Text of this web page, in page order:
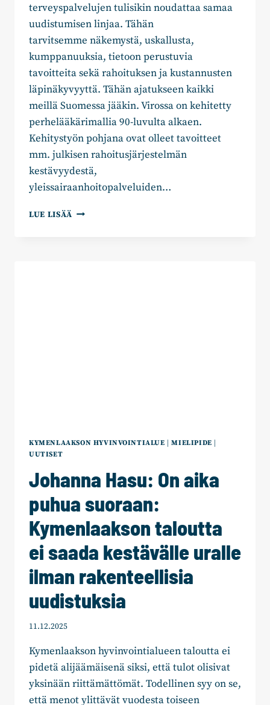
terveyspalvelujen tulisikin noudattaa samaa
uudistumisen linjaa. Tähän
tarvitsemme näkemystä, uskallusta,
kumppanuuksia, tietoon perustuvia
tavoitteita sekä rahoituksen ja kustannusten
läpinäkyvyyttä. Tähän ajatukseen kaikki
meillä Suomessa jääkin. Virossa on kehitetty
perhelääkärimallia 90-luvulta alkaen.
Kehitystyön pohjana ovat olleet tavoitteet
mm. julkisen rahoitusjärjestelmän
kestävyydestä,
yleissairaanhoitopalveluiden…
LUE LISÄÄ JOHANNA
KYMENLAAKSON HYVINVOINTIALUE |MIELIPIDE |
UUTISET
Johanna Hasu: On aika
puhua suoraan:
Kymenlaakson taloutta
ei saada kestävälle uralle
ilman rakenteellisia
uudistuksia
11.12.2025
Kymenlaakson hyvinvointialueen taloutta ei
pidetä alijäämäisenä siksi, että tulot olisivat
yksinään riittämättömät. Todellinen syy on se,
että menot ylittävät vuodesta toiseen